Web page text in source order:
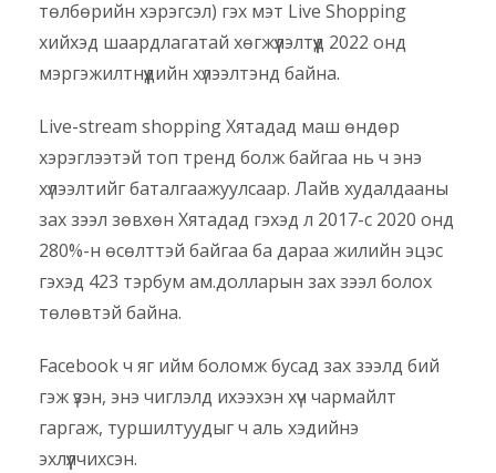
төлбөрийн хэрэгсэл) гэх мэт Live Shopping
хийхэд шаардлагатай хөгжүүлэлтүүд 2022 онд
мэргэжилтнүүдийн хүлээлтэнд байна.
Live-stream shopping Хятадад маш өндөр
хэрэглээтэй топ тренд болж байгаа нь ч энэ
хүлээлтийг баталгаажуулсаар. Лайв худалдааны
зах зээл зөвхөн Хятадад гэхэд л 2017-с 2020 онд
280%-н өсөлттэй байгаа ба дараа жилийн эцэс
гэхэд 423 тэрбум ам.долларын зах зээл болох
төлөвтэй байна.
Facebook ч яг ийм боломж бусад зах зээлд бий
гэж үзэн, энэ чиглэлд ихээхэн хүч чармайлт
гаргаж, туршилтуудыг ч аль хэдийнэ
эхлүүлчихсэн.